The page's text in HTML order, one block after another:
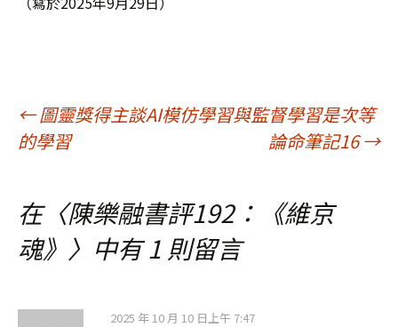
文
導
覽
←圖靈獎得主談AI模仿學習與監督學習是次等
的學習
論命筆記16→
在〈陳樂融書評192：《維京
魂》 〉中有 1 則留言
2025 年 10 月 10 日上午 7:47